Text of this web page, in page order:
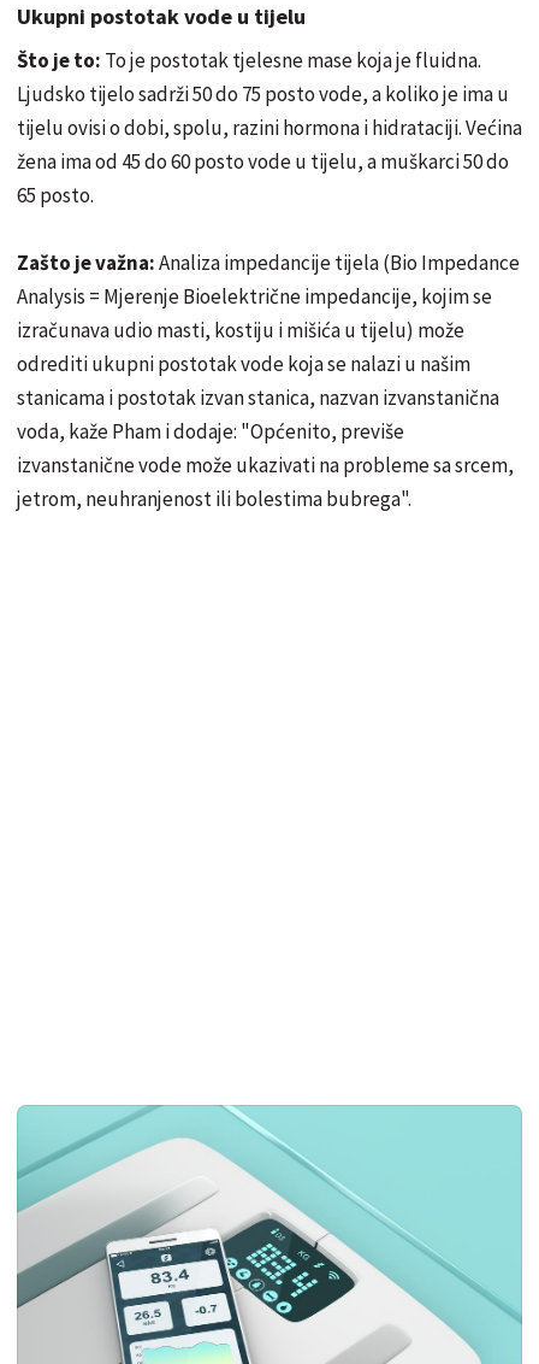
Ukupni postotak vode u tijelu
Što je to: To je postotak tjelesne mase koja je fluidna.
Ljudsko tijelo sadrži 50 do 75 posto vode, a koliko je ima u
tijelu ovisi o dobi, spolu, razini hormona i hidrataciji. Većina
žena ima od 45 do 60 posto vode u tijelu, a muškarci 50 do
65 posto.
Zašto je važna:Analiza impedancije tijela (Bio Impedance
Analysis = Mjerenje Bioelektrične impedancije, kojim se
izračunava udio masti, kostiju i mišića u tijelu) može
odrediti ukupni postotak vode koja se nalazi u našim
stanicama i postotak izvan stanica, nazvan izvanstanična
voda, kaže Pham i dodaje: "Općenito, previše
izvanstanične vode može ukazivati na probleme sa srcem,
jetrom, neuhranjenost ili bolestima bubrega".